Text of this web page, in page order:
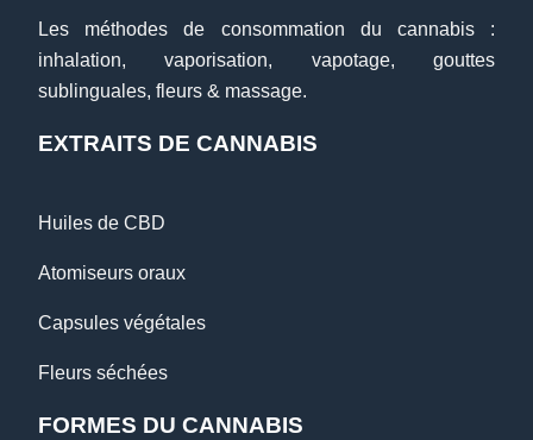
Les méthodes de consommation du cannabis :
inhalation, vaporisation, vapotage, gouttes
sublinguales, fleurs & massage.
EXTRAITS DE CANNABIS
Huiles de CBD
Atomiseurs oraux
Capsules végétales
Fleurs séchées
FORMES DU CANNABIS